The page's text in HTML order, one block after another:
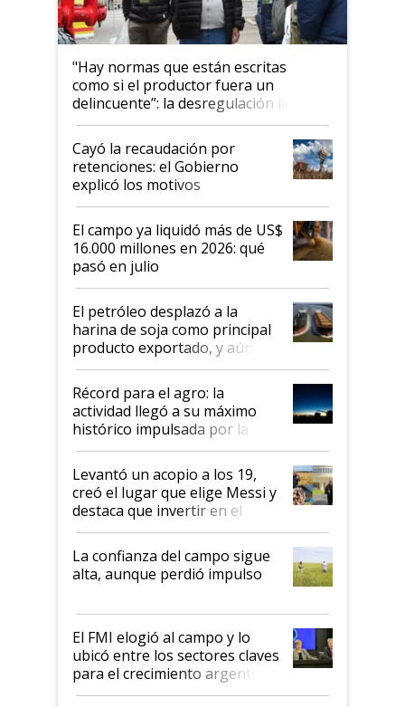
"Hay normas que están escritas
como si el productor fuera un
delincuente”: la desregulación llegó
al Congreso Aapresid y hasta se
habló del financiamiento al IPCVA
Cayó la recaudación por
retenciones: el Gobierno
explicó los motivos
El campo ya liquidó más de US$
16.000 millones en 2026: qué
pasó en julio
El petróleo desplazó a la
harina de soja como principal
producto exportado, y aún así
el agro aportó casi seis de cada
diez dólares y sostuvo el
liderazgo en un semestre
récord
Récord para el agro: la
actividad llegó a su máximo
histórico impulsada por la
cosecha y las exportaciones
Levantó un acopio a los 19,
creó el lugar que elige Messi y
destaca que invertir en el
kirchnerismo era como "darle
plata a un hijo para droga":
Juan Félix Rossetti, el libertario
que de una dura crisis salió
de Milei
La confianza del campo sigue
alta, aunque perdió impulso
El FMI elogió al campo y lo
ubicó entre los sectores claves
para el crecimiento argentino